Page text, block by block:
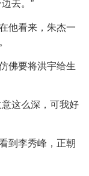
去。”
他看来，朱杰一
佛要将洪宇给生
这么深，可我好
到李秀峰，正朝